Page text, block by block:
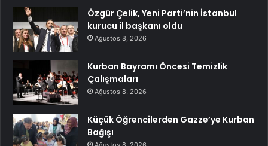
Özgür Çelik, Yeni Parti’nin İstanbul
kurucu il başkanı oldu
Ağustos 8, 2026
Kurban Bayramı Öncesi Temizlik
Çalışmaları
Ağustos 8, 2026
Küçük Öğrencilerden Gazze’ye Kurban
Bağışı